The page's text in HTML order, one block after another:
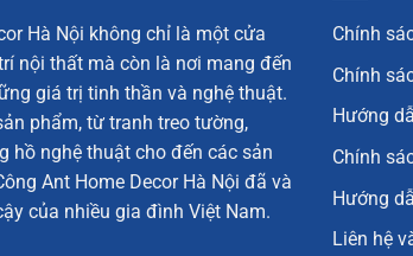
Loại Mạ Gương Sang Trọng
Tròn Cao Cấp
nhà du hành vũ trụ nhí
hồng
gốm để taplo
Hà Nội không chỉ là một cửa
nội thất mà còn là nơi mang đến
giá trị tinh thần và nghệ thuật.
phẩm, từ tranh treo tường,
hồ nghệ thuật cho đến các sản
Ant Home Decor Hà Nội đã và
của nhiều gia đình Việt Nam.
Chính
Chính
Hướng
Chính
Hướng
Liên hệ